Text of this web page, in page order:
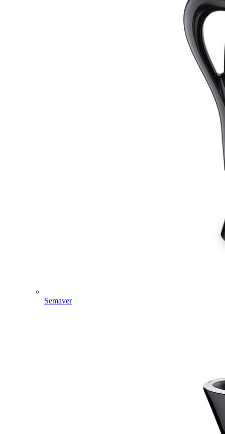
Semaver